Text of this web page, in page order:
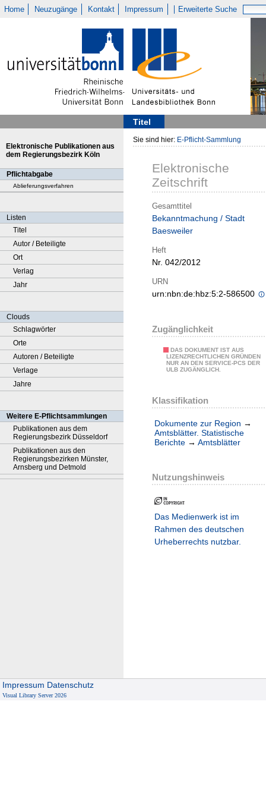
Home Neuzugänge Kontakt Impressum Erweiterte Suche
Titel
Elektronische Publikationen aus
dem Regierungsbezirk Köln
Pflichtabgabe
Ablieferungsverfahren
Listen
Titel
Autor / Beteiligte
Ort
Verlag
Jahr
Clouds
Schlagwörter
Orte
Autoren / Beteiligte
Verlage
Jahre
Weitere E-Pflichtsammlungen
Publikationen aus dem
Regierungsbezirk Düsseldorf
Publikationen aus den
Regierungsbezirken Münster,
Arnsberg und Detmold
Sie sind hier: E-Pflicht-Sammlung
Elektronische
Zeitschrift
Gesamttitel
Bekanntmachung / Stadt
Baesweiler
Heft
Nr. 042/2012
URN
urn:nbn:de:hbz:5:2-586500
Zugänglichkeit
DAS DOKUMENT IST AUS
LIZENZRECHTLICHEN GRÜNDEN
NUR AN DEN SERVICE-PCS DER
ULB ZUGÄNGLICH.
Klassifikation
Dokumente zur Region →
Amtsblätter. Statistische
Berichte → Amtsblätter
Nutzungshinweis
Das Medienwerk ist im
Rahmen des deutschen
Urheberrechts nutzbar.
Impressum Datenschutz
Visual Library Server 2026